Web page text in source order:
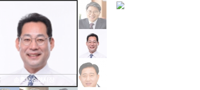
손혼모순천시장